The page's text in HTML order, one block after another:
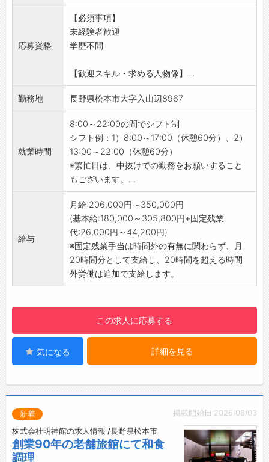
【福利厚生】
・入社お祝い金5万円支給あり！
・引っ越し代補助（上限10万円）あり！
【設備その他】
・レンジ、冷蔵庫、給湯器完備
・まかない(月契約で食べる事が出来ます)
・無料駐車場完備(徒歩10分)
・単身用の寮がございます。
※空き状況によります。
調理業務全般
・食材の仕入れ調達、在庫管理、原価管理
・新メニューの考案
■扉温泉明神館は八ヶ岳中信高原国定公園内に
旅館内にございます「ＳＡＬＯＮ１０５０」で
は、ケーキ、パフェ等の季節のスイーツの販売
のほか、季節によりデザートビュッフェを行っ
【歓迎するスキル・経験】
●パティシエとしての勤務の経験をお持ちの
方は歓迎いたします。
●正社員を目指す、アルバイト経験のみの方
も歓迎いたします。
●レストランやファミレスで調理経験がある
が、今後本格的に調理師として腕を磨いていき
たいという方も歓迎します。
【免許・資格】
●免許・資格は特に必要ありません。
●調理師免許保持者優遇。
・性別問わず活躍している職場です♪
・平均年齢35歳程度です◎
・入社お祝い金5万円支給あり！
【設備その他】
・レンジ、冷蔵庫、給湯器完備
・無料駐車場完備（徒歩10分）
【寮完備】
応募資格
【必須事項】
未経験者歓迎
学歴不問
【歓迎スキル・求める人物像】...
勤務地 長野県松本市大字入山辺8967
就業時間
8:00～22:00の間でシフト制
シフト例：1）8:00～17:00（休憩60分）、2）
13:00～22:00（休憩60分）
※繁忙日は、中抜けでの勤務をお願いすること
もございます。...
給与
月給:206,000円～350,000円
(基本給:180,000～305,800円+固定残業
代:26,000円～44,200円)
※固定残業手当は時間外の有無に関わらず、月
20時間分として支給し、20時間を超える時間
外労働は追加で支給します。
この求人に応募する
気になる 詳細を見る
掲載開始日:2026/08/03
新着
株式会社明神館の求人情報 /長野県松本市
創業90年の老舗旅館にて和食
調理